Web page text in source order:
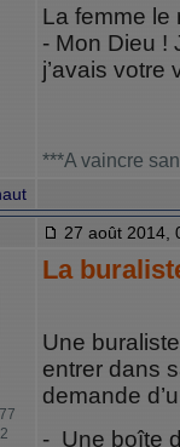
La femme le
- Mon Dieu !
j’avais votre
***A vaincre
27 août 2014,
La
Une
entrer dans
demande
- Une boîte